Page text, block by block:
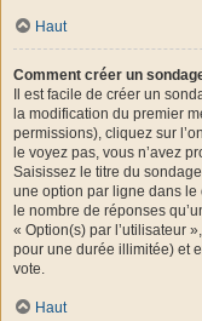
Haut
Comment créer un
Il est facile de créer un
la modification du premier
permissions), cliquez sur
le voyez pas, vous n’avez
Saisissez le titre du
une option par ligne dans
le nombre de réponses
« Option(s) par l’utilisateur
pour une durée illimitée) et
vote.
Haut